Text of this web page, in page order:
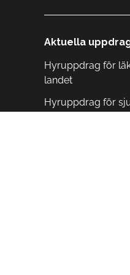
Aktuella
Hyruppdrag för
landet
Hyruppdrag för